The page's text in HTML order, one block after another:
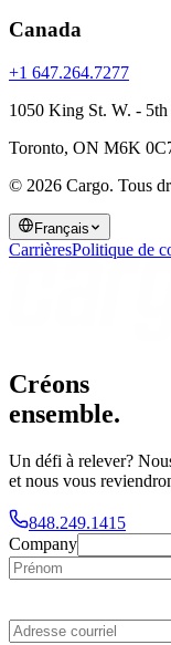
Canada
+1 647.264.7277
1050 King St. W. -
Toronto, ON M6K
© 2026 Cargo. Tous
Français
CarrièresPolitique de
Créons
ensemble.
Un défi à relever?
et nous vous
848.249.1415
Company